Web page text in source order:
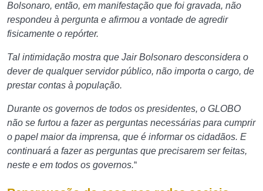
Bolsonaro, então, em manifestação que foi gravada, não
respondeu à pergunta e afirmou a vontade de agredir
fisicamente o repórter.
Tal intimidação mostra que Jair Bolsonaro desconsidera o
dever de qualquer servidor público, não importa o cargo, de
prestar contas à população.
Durante os governos de todos os presidentes, o GLOBO
não se furtou a fazer as perguntas necessárias para cumprir
o papel maior da imprensa, que é informar os cidadãos. E
continuará a fazer as perguntas que precisarem ser feitas,
neste e em todos os governos.“